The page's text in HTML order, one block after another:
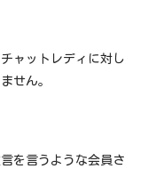
ャットレディに対し
せん。
を言うような会員さ